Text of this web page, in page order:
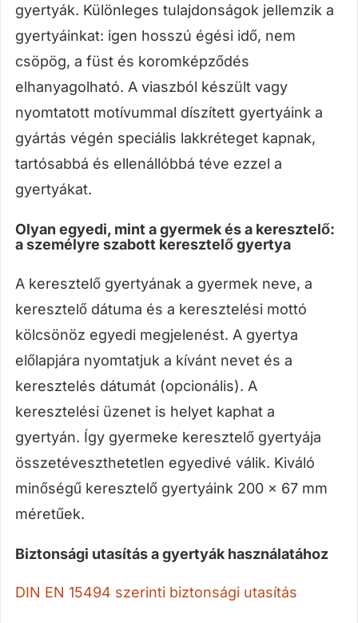
gyertyák. Különleges tulajdonságok jellemzik a
gyertyáinkat: igen hosszú égési idő, nem
csöpög, a füst és koromképződés
elhanyagolható. A viaszból készült vagy
nyomtatott motívummal díszített gyertyáink a
gyártás végén speciális lakkréteget kapnak,
tartósabbá és ellenállóbbá téve ezzel a
gyertyákat.
Olyan egyedi, mint a gyermek és a keresztelő:
a személyre szabott keresztelő gyertya
A keresztelő gyertyának a gyermek neve, a
keresztelő dátuma és a keresztelési mottó
kölcsönöz egyedi megjelenést. A gyertya
előlapjára nyomtatjuk a kívánt nevet és a
keresztelés dátumát (opcionális). A
keresztelési üzenet is helyet kaphat a
gyertyán. Így gyermeke keresztelő gyertyája
összetéveszthetetlen egyedivé válik. Kiváló
minőségű keresztelő gyertyáink 200 x 67 mm
méretűek.
Biztonsági utasítás a gyertyák használatához
DIN EN 15494 szerinti biztonsági utasítás